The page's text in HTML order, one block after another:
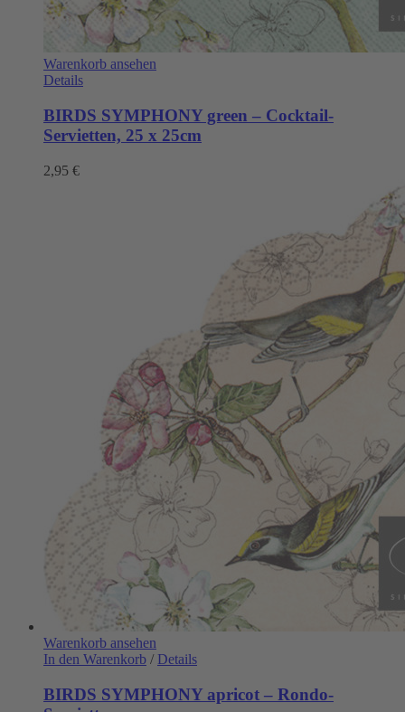
Warenkorb ansehen
Details
BIRDS SYMPHONY green – Cocktail-
Servietten, 25 x 25cm
2,95 €
Warenkorb ansehen
In den Warenkorb / Details
BIRDS SYMPHONY apricot – Rondo-